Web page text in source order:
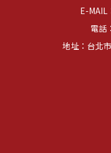
E-MAIL
電話：
地址：台北